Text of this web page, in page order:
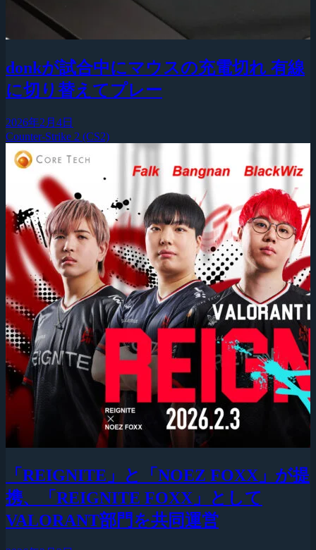
donkが試合中にマウスの充電切れ 有線
に切り替えてプレー
2026年2月4日
Counter-Strike 2 (CS2)
「REIGNITE」と「NOEZ FOXX」が提
携、「REIGNITE FOXX」として
VALORANT部門を共同運営